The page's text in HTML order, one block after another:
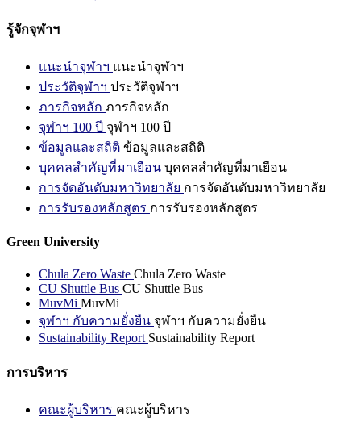
รู้จักจุฬาฯ
แนะนำจุฬาฯ แนะนำจุฬาฯ
ประวัติจุฬาฯ ประวัติจุฬาฯ
ภารกิจหลัก ภารกิจหลัก
จุฬาฯ 100 ปี จุฬาฯ 100 ปี
ข้อมูลและสถิติ ข้อมูลและสถิติ
บุคคลสำคัญที่มาเยือน บุคคลสำคัญที่มาเยือน
การจัดอันดับมหาวิทยาลัย การจัดอันดับมหาวิทยาลัย
การรับรองหลักสูตร การรับรองหลักสูตร
Green University
Chula Zero Waste Chula Zero Waste
CU Shuttle Bus CU Shuttle Bus
MuvMi MuvMi
จุฬาฯ กับความยั่งยืน จุฬาฯ กับความยั่งยืน
Sustainability Report Sustainability Report
การบริหาร
คณะผู้บริหาร คณะผู้บริหาร